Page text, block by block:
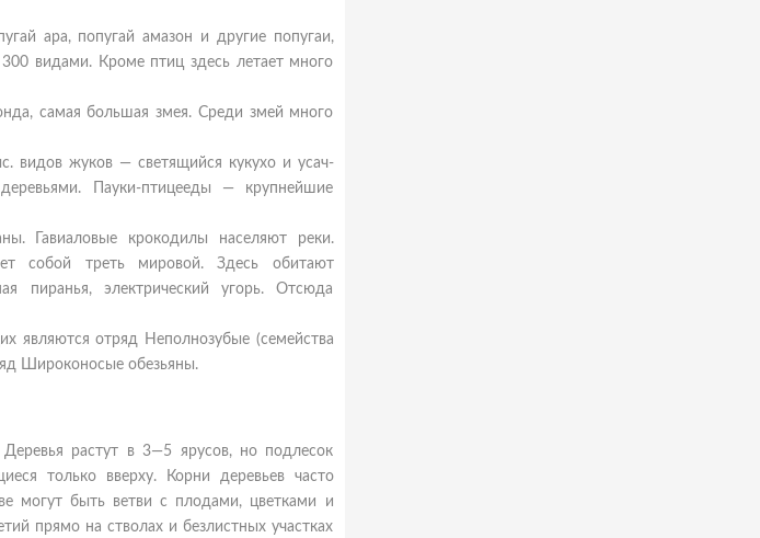
ара, попугай амазон и другие попугаи,
видами. Кроме птиц здесь летает много
самая большая змея. Среди змей много
видов жуков — светящийся кукухо и усач-
Пауки-птицееды — крупнейшие
Гавиаловые крокодилы населяют реки.
собой треть мировой. Здесь обитают
пиранья, электрический угорь. Отсюда
являются отряд Неполнозубые (семейства
Широконосые обезьяны.
растут в 3—5 ярусов, но подлесок
только вверху. Корни деревьев часто
могут быть ветви с плодами, цветками и
прямо на стволах и безлистных участках